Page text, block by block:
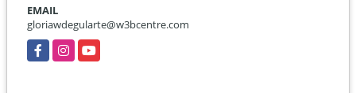
EMAIL
gloriawdegularte@w3bcentre.com
FacebookInstagram
YouTube